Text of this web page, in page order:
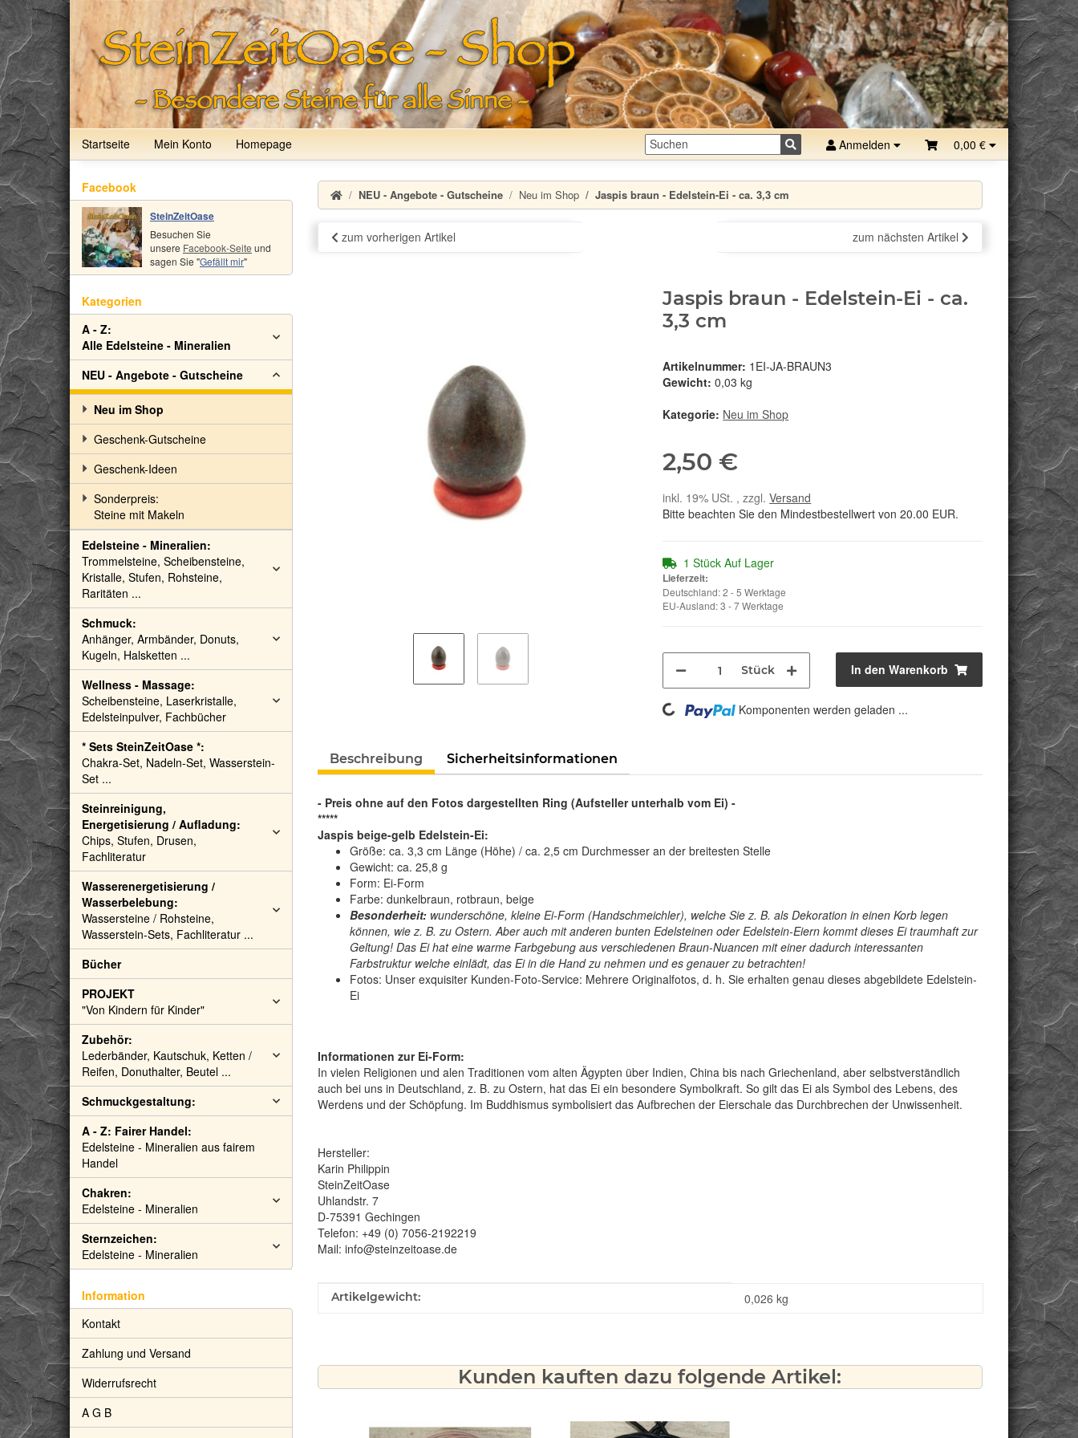
Startseite Mein Konto Homepage Anmelden 0,00 €
NEU - Angebote - Gutscheine Neu im Shop Jaspis braun - Edelstein-Ei - ca. 3,3 cm
zum vorherigen Artikel zum nächsten Artikel
Jaspis braun - Edelstein-Ei - ca.
3,3 cm
Artikelnummer: 1EI-JA-BRAUN3
Gewicht: 0,03 kg
Kategorie: Neu im Shop
2,50 €
inkl. 19% USt. , zzgl.Versand
Bitte beachten Sie den Mindestbestellwert von 20.00 EUR.
1 Stück Auf Lager
Lieferzeit:
Deutschland: 2 - 5 Werktage
EU-Ausland: 3 - 7 Werktage
Stück In den Warenkorb
Loading... Komponenten werden geladen ...
Beschreibung Sicherheitsinformationen
- Preis ohne auf den Fotos dargestellten Ring (Aufsteller unterhalb vom Ei) -
*****
Jaspis beige-gelb Edelstein-Ei:
Größe: ca. 3,3 cm Länge (Höhe) / ca. 2,5 cm Durchmesser an der breitesten Stelle
Gewicht: ca. 25,8 g
Form: Ei-Form
Farbe: dunkelbraun, rotbraun, beige
Besonderheit:wunderschöne, kleine Ei-Form (Handschmeichler), welche Sie z. B. als Dekoration in einen Korb legen
können, wie z. B. zu Ostern. Aber auch mit anderen bunten Edelsteinen oder Edelstein-Eiern kommt dieses Ei traumhaft zur
Geltung! Das Ei hat eine warme Farbgebung aus verschiedenen Braun-Nuancen mit einer dadurch interessanten
Farbstruktur welche einlädt, das Ei in die Hand zu nehmen und es genauer zu betrachten!
Fotos: Unser exquisiter Kunden-Foto-Service: Mehrere Originalfotos, d. h. Sie erhalten genau dieses abgebildete Edelstein-
Ei
Informationen zur Ei-Form:
In vielen Religionen und alen Traditionen vom alten Ägypten über Indien, China bis nach Griechenland, aber selbstverständlich
auch bei uns in Deutschland, z. B. zu Ostern, hat das Ei ein besondere Symbolkraft. So gilt das Ei als Symbol des Lebens, des
Werdens und der Schöpfung. Im Buddhismus symbolisiert das Aufbrechen der Eierschale das Durchbrechen der Unwissenheit.
Hersteller:
Karin Philippin
SteinZeitOase
Uhlandstr. 7
D-75391 Gechingen
Telefon: +49 (0) 7056-2192219
Mail: info@steinzeitoase.de
Produkteigenschaft
Wert
Artikelgewicht: 0,026 kg
Kunden kauften dazu folgende Artikel:
Facebook
SteinZeitOase
Besuchen Sie
unsere Facebook-Seite und
sagen Sie "Gefällt mir"
Kategorien
A - Z:
Alle Edelsteine - Mineralien
NEU - Angebote - Gutscheine
Neu im Shop
Geschenk-Gutscheine
Geschenk-Ideen
Sonderpreis:
Steine mit Makeln
Edelsteine - Mineralien:
Trommelsteine, Scheibensteine,
Kristalle, Stufen, Rohsteine,
Raritäten ...
Schmuck:
Anhänger, Armbänder, Donuts,
Kugeln, Halsketten ...
Wellness - Massage:
Scheibensteine, Laserkristalle,
Edelsteinpulver, Fachbücher
* Sets SteinZeitOase *:
Chakra-Set, Nadeln-Set, Wasserstein-
Set ...
Steinreinigung,
Energetisierung / Aufladung:
Chips, Stufen, Drusen,
Fachliteratur
Wasserenergetisierung /
Wasserbelebung:
Wassersteine / Rohsteine,
Wasserstein-Sets, Fachliteratur ...
Bücher
PROJEKT
"Von Kindern für Kinder"
Zubehör:
Lederbänder, Kautschuk, Ketten /
Reifen, Donuthalter, Beutel ...
Schmuckgestaltung:
A - Z: Fairer Handel:
Edelsteine - Mineralien aus fairem
Handel
Chakren:
Edelsteine - Mineralien
Sternzeichen:
Edelsteine - Mineralien
Information
Kontakt
Zahlung und Versand
Widerrufsrecht
A G B